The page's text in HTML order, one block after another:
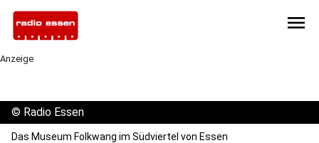
menu
Anzeige
© Radio Essen
Das Museum Folkwang im Südviertel von Essen